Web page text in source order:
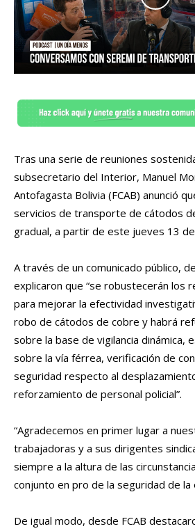
Tras una serie de reuniones
subsecretario del Interior, Manuel
Antofagasta Bolivia (FCAB) anunció
servicios de transporte de cátodos
gradual, a partir de este jueves 13
A través de un comunicado público,
explicaron que “se robustecerán los
para mejorar la efectividad
robo de cátodos de cobre y habrá
sobre la base de vigilancia dinámica,
sobre la vía férrea, verificación de
seguridad respecto al
reforzamiento de personal policial”.
“Agradecemos en primer lugar a
trabajadoras y a sus dirigentes
siempre a la altura de las
conjunto en pro de la seguridad de la
De igual modo, desde FCAB